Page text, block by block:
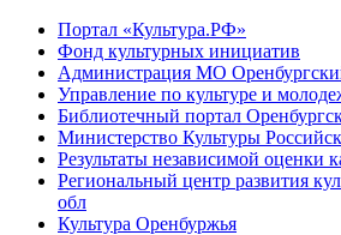
Портал «Культура.РФ»
Фонд культурных инициатив
Администрация МО
Управление по культуре и
Библиотечный портал
Министерство Культуры
Результаты независимой оценки
Региональный центр развития
обл
Культура Оренбуржья